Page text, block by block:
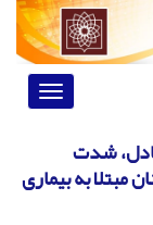
Toggle
شدت
به بیماری